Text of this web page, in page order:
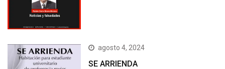
agosto 4, 2024
SE ARRIENDA